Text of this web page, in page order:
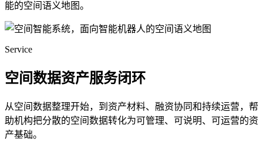
能的空间语义地图。
Service
空间数据资产服务闭环
从空间数据整理开始，到资产材料、融资协同和持续运营，帮
助机构把分散的空间数据转化为可管理、可说明、可运营的资
产基础。